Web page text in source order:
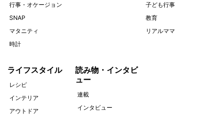
行事・オケージョン
SNAP
マタニティ
時計
子ども行事
教育
リアルママ
ライフスタイル
レシピ
インテリア
アウトドア
読み物・インタビ
ュー
連載
インタビュー